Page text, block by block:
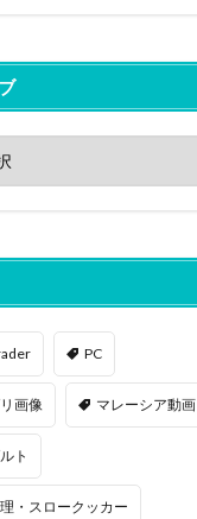
PC
画像 マレーシア動画
ト
・スロークッカー